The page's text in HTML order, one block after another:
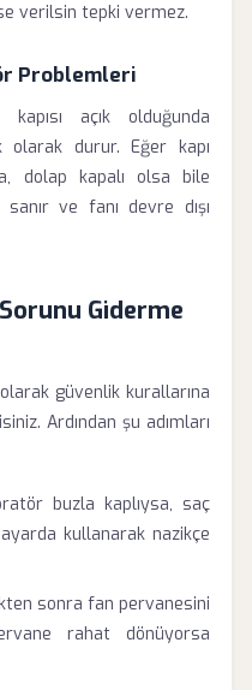
verilsin tepki vermez.
Problemleri
kapısı açık olduğunda
durur. Eğer kapı
dolap kapalı olsa bile
ve fanı devre dışı
Giderme
güvenlik kurallarına
Ardından şu adımları
buzla kaplıysa, saç
kullanarak nazikçe
sonra fan pervanesini
rahat dönüyorsa